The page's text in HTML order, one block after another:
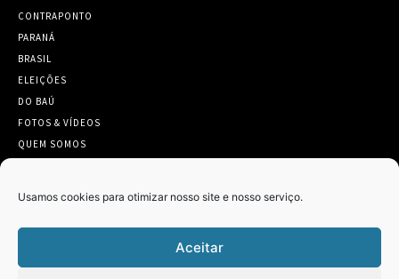
Usamos cookies para otimizar nosso site e nosso serviço.
Aceitar
CONTRAPONTO
PARANÁ
BRASIL
ELEIÇÕES
DO BAÚ
FOTOS & VÍDEOS
QUEM SOMOS
Twitter